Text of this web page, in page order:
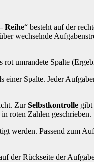
Reihe“ besteht auf der
wechselnde
umrandete Spalte
Spalte. Jeder
ZurSelbstkontrolle gibt
roten Zahlen geschrieben.
werden. Passend zum
der Rückseite der